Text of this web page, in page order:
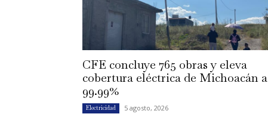
CFE concluye 765 obras y eleva
cobertura eléctrica de Michoacán a
99.99%
Electricidad 5 agosto, 2026